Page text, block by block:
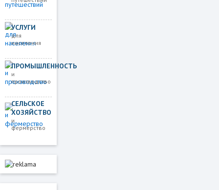
УСЛУГИ
для
населения
ПРОМЫШЛЕННОСТЬ
и
производство
СЕЛЬСКОЕ
ХОЗЯЙСТВО
и
фермерство